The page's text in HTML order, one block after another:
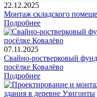
22.12.2025
Монтаж складского
Подробнее
07.11.2025
Свайно-ростверковый
посёлке Ковалёво
Подробнее